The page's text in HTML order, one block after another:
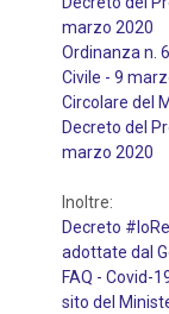
marzo 2020
Ordinanza n.
Civile - 9
Circolare del
Decreto del
marzo 2020
Inoltre:
Decreto
adottate dal
FAQ - Covid-
sito del